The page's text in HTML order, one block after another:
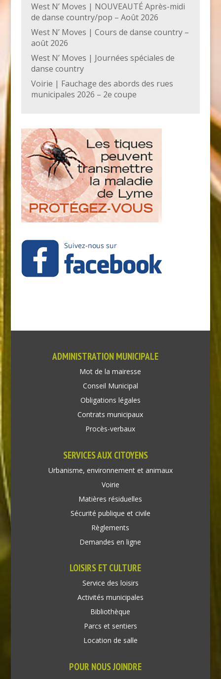
West N’ Moves | NOUVEAUTÉ Après-midi
de danse country/pop – Août 2026
West N’ Moves | Cours de danse country –
août 2026
West N’ Moves | Journées spéciales de
danse country
Voirie | Fauchage des abords des rues
municipales 2026 – 2e coupe
ADMINISTRATION MUNICIPALE
Mot de la mairesse
Conseil Municipal
Obligations légales
Contrats municipaux
Procès-verbaux
SERVICES AUX CITOYENS
Urbanisme, environnement et animaux
Voirie
Matières résiduelles
Sécurité publique et civile
Règlements
Demandes en ligne
LOISIRS ET CULTURE
Service des loisirs
Activités municipales
Bibliothèque
Parcs et sentiers
Location de salle
POUR NOUS JOINDRE